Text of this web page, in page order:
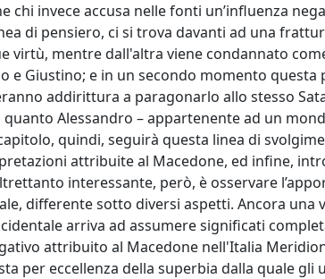
chi invece accusa nelle fonti un’influenza
di pensiero, ci si trova davanti ad una
virtù, mentre dall'altra viene condannato
e Giustino; e in un secondo momento
addirittura a paragonarlo allo stesso
Alessandro – appartenente ad un
quindi, seguirà questa linea di
attribuite al Macedone, ed infine,
interessante, però, è osservare
differente sotto diversi aspetti. Ancora una
arriva ad assumere significati
attribuito al Macedone nell'Italia
per eccellenza della superbia dalla quale gli